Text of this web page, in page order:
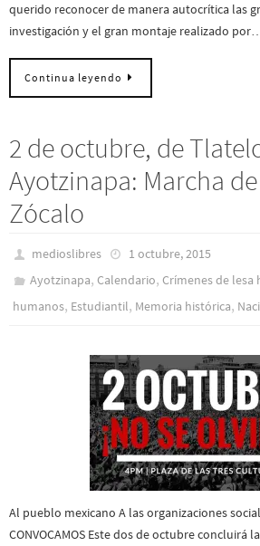
querido reconocer de manera autocrítica las
investigación y el gran montaje realizado
Continua leyendo
2 de octubre, de
Ayotzinapa: Marcha
Zócalo
medioslibres
1 octubre, 2015
Ayotzinapa,Calendario,Crímenes de lesa
humanos, Estudiantil, Memoria histórica,
Al pueblo mexicano A las organizaciones
CONVOCAMOS Este dos de octubre concluirá